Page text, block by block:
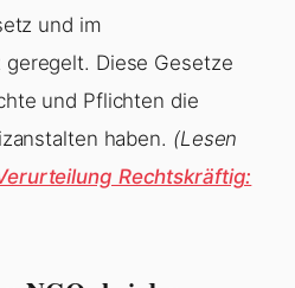
und im
Diese Gesetze
und Pflichten die
haben. (Lesen
Rechtskräftig: